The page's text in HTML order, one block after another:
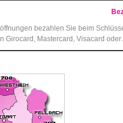
bezahlen Sie beim
Girocard, Mastercard, Visacard